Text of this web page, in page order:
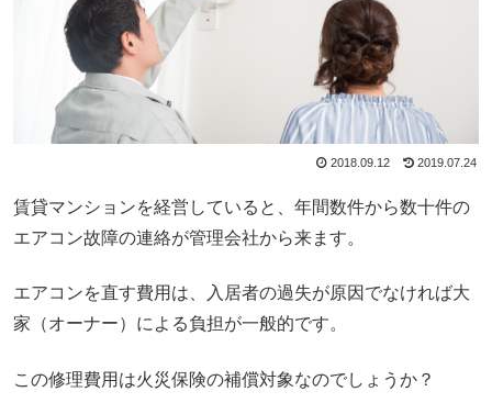
2018.09.12 2019.07.24
賃貸マンションを経営していると、年間数件から数十件の
エアコン故障の連絡が管理会社から来ます。
エアコンを直す費用は、入居者の過失が原因でなければ大
家（オーナー）による負担が一般的です。
この修理費用は火災保険の補償対象なのでしょうか？